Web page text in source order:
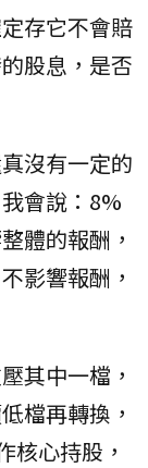
存它不會賠
股息，是否
沒有一定的
會說：8%
體的報酬，
影響報酬，
其中一檔，
檔再轉換，
核心持股，